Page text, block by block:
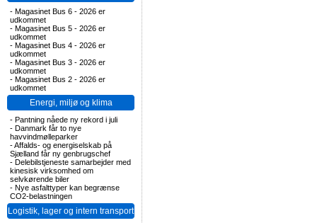
- Magasinet Bus 6 - 2026 er
udkommet
- Magasinet Bus 5 - 2026 er
udkommet
- Magasinet Bus 4 - 2026 er
udkommet
- Magasinet Bus 3 - 2026 er
udkommet
- Magasinet Bus 2 - 2026 er
udkommet
Energi, miljø og klima
- Pantning nåede ny rekord i juli
- Danmark får to nye
havvindmølleparker
-Affalds- og energiselskab på
Sjælland får ny genbrugschef
- Delebilstjeneste samarbejder med
kinesisk virksomhed om
selvkørende biler
- Nye asfalttyper kan begrænse
CO2-belastningen
Logistik, lager og intern transport